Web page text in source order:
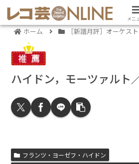
ホーム ［新譜月評］オーケス
ハイドン，モーツァルト
フランツ・ヨーゼフ・ハイドン
メニ